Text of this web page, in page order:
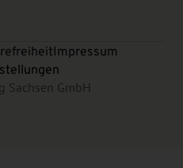
Impressum
GmbH